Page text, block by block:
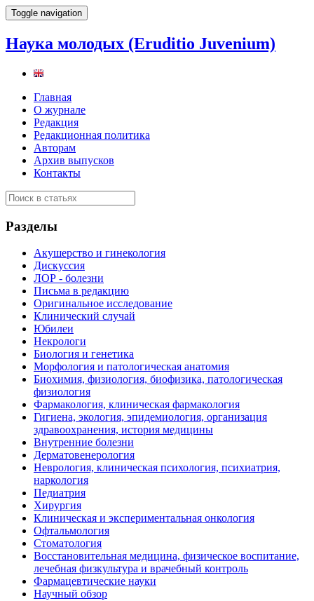
Toggle navigation
Наука молодых (Eruditio Juvenium)
Главная
О журнале
Редакция
Редакционная политика
Авторам
Архив выпусков
Контакты
Разделы
Акушерство и гинекология
Дискуссия
ЛОР - болезни
Письма в редакцию
Оригинальное исследование
Клинический случай
Юбилеи
Некрологи
Биология и генетика
Морфология и патологическая анатомия
Биохимия, физиология, биофизика, патологическая
физиология
Фармакология, клиническая фармакология
Гигиена, экология, эпидемиология, организация
здравоохранения, история медицины
Внутренние болезни
Дерматовенерология
Неврология, клиническая психология, психиатрия,
наркология
Педиатрия
Хирургия
Клиническая и экспериментальная онкология
Офтальмология
Стоматология
Восстановительная медицина, физическое воспитание,
лечебная физкультура и врачебный контроль
Фармацевтические науки
Научный обзор